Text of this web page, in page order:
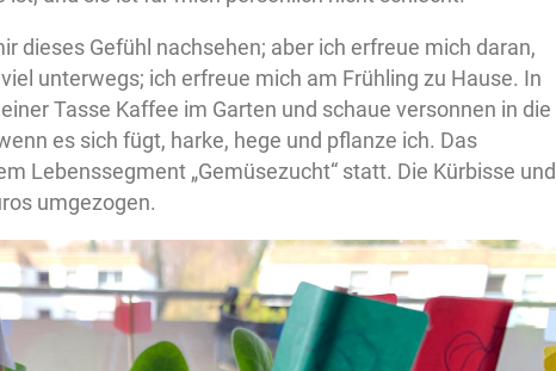
dieses Gefühl nachsehen; aber ich erfreue mich daran,
unterwegs; ich erfreue mich am Frühling zu Hause. In
Tasse Kaffee im Garten und schaue versonnen in die
es sich fügt, harke, hege und pflanze ich. Das
Lebenssegment „Gemüsezucht“ statt. Die Kürbisse und
umgezogen.